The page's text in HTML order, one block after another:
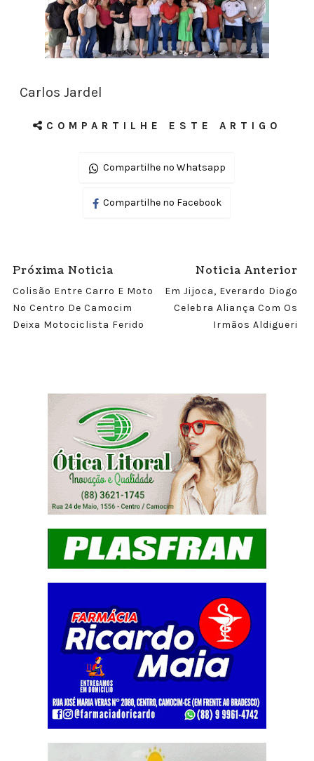
Carlos Jardel
COMPARTILHE ESTE ARTIGO
Compartilhe no Whatsapp
Compartilhe no Facebook
Próxima Noticia
Colisão Entre Carro E Moto
No Centro De Camocim
Deixa Motociclista Ferido
Noticia Anterior
Em Jijoca, Everardo Diogo
Celebra Aliança Com Os
Irmãos Aldigueri